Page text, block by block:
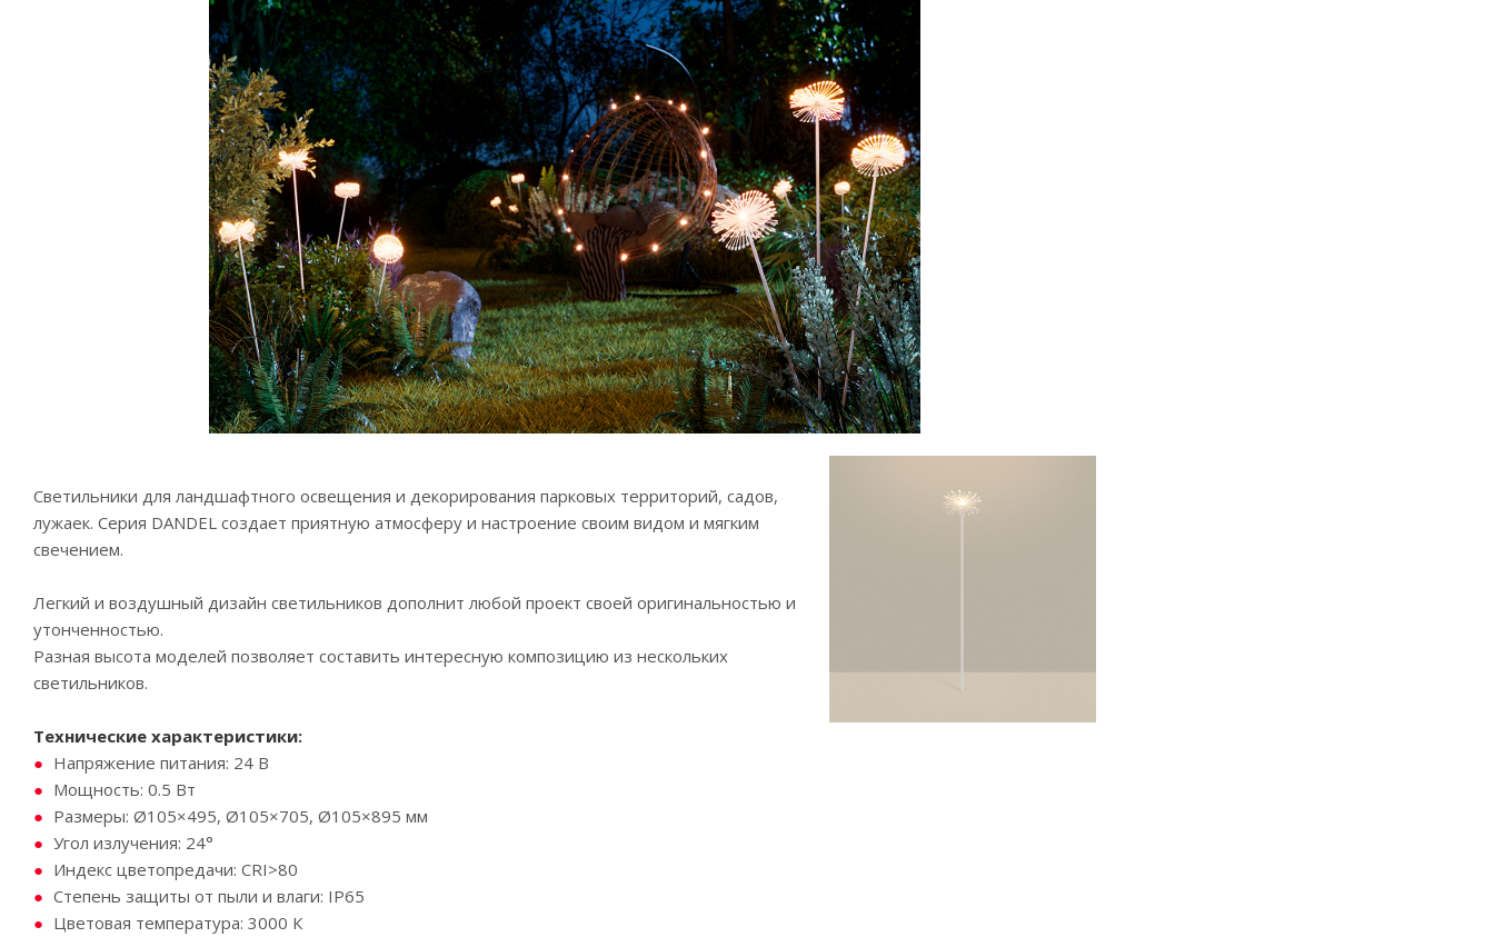
Светильники для ландшафтного освещения и декорирования парковых территорий, садов,
лужаек. Серия DANDEL создает приятную атмосферу и настроение своим видом и мягким
свечением.
Легкий и воздушный дизайн светильников дополнит любой проект своей оригинальностью и
утонченностью.
Разная высота моделей позволяет составить интересную композицию из нескольких
светильников.
Технические характеристики:
Напряжение питания: 24 В
Мощность: 0.5 Вт
Размеры: Ø105×495, Ø105×705, Ø105×895 мм
Угол излучения: 24°
Индекс цветопредачи: CRI>80
Степень защиты от пыли и влаги: IP65
Цветовая температура: 3000 К